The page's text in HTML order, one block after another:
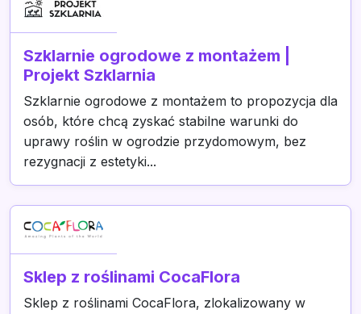
Szklarnie ogrodowe z montażem |
Projekt Szklarnia
Szklarnie ogrodowe z montażem to propozycja dla
osób, które chcą zyskać stabilne warunki do
uprawy roślin w ogrodzie przydomowym, bez
rezygnacji z estetyki...
Sklep z roślinami CocaFlora
Sklep z roślinami CocaFlora, zlokalizowany w